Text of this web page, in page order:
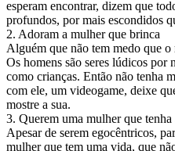
esperam encontrar, dizem que
profundos, por mais escondidos
2. Adoram a mulher que brinca
Alguém que não tem medo que
Os homens são seres lúdicos por
como crianças. Então não tenha
com ele, um videogame, deixe
mostre a sua.
3. Querem uma mulher que
Apesar de serem egocêntricos,
mulher que tem uma vida, que